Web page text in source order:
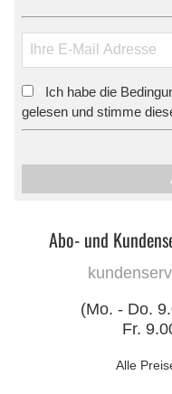
Ich habe die
gelesen und stimme
Abo- und
(Mo. - Do.
Fr.
Alle